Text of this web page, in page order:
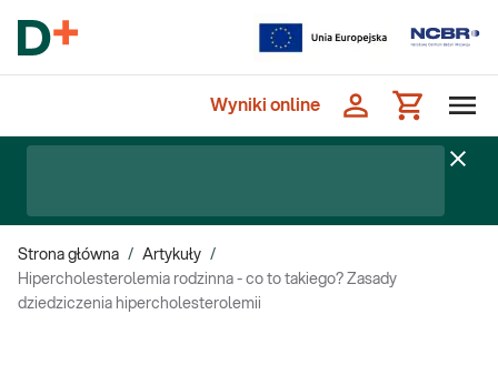
Wyniki online
Strona główna / Artykuły /
Hipercholesterolemia rodzinna - co to takiego? Zasady
dziedziczenia hipercholesterolemii